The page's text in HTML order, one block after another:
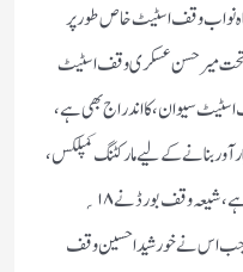
نواب وقف اسٹیٹ خاص طور پر
تحت میر حسن عسکری وقف اسٹیٹ
سیوان، کا اندراج بھی ہے ،
بنانے کے لیے مار کٹنگ کمپلکس ،
ریسٹ ہاؤس ، ہاسٹل اور میرج ہال بنانے کا کام کیا ہے ، شیعہ وقف بورڈ نے ۱۸؍
پائی جب اس نے خورشیداحسین وقف